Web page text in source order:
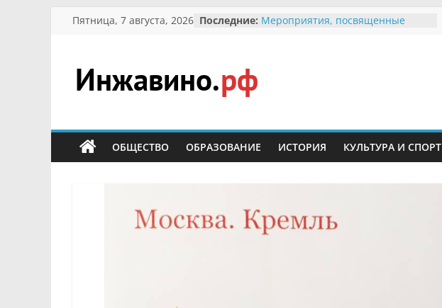
Перейти
Пятница, 7 августа, 2026 Последние: Мероприятия, посвященные
Безопасность в сети Интернет
Ученики приняли участие в
мероприятии «Сохраним
суслики
Инжавино.рф
сельский
портал
ОБЩЕСТВО ОБРАЗОВАНИЕ ИСТОРИЯ КУЛЬТУРА И СПОРТ